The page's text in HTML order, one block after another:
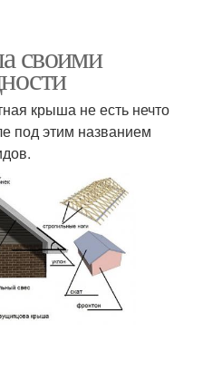
своими
крыша не есть нечто
под этим названием